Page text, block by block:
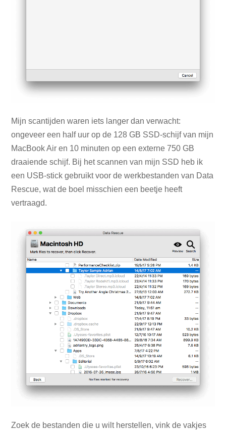
Mijn scantijden waren iets langer dan verwacht:
ongeveer een half uur op de 128 GB SSD-schijf van mijn
MacBook Air en 10 minuten op een externe 750 GB
draaiende schijf. Bij het scannen van mijn SSD heb ik
een USB-stick gebruikt voor de werkbestanden van Data
Rescue, wat de boel misschien een beetje heeft
vertraagd.
Zoek de bestanden die u wilt herstellen, vink de vakjes